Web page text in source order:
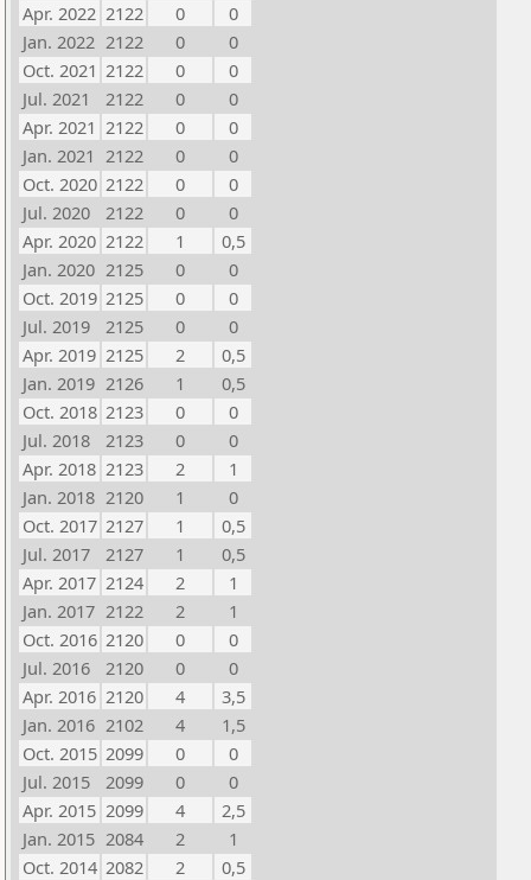
Apr. 2022 2122 0
0
Jan. 2022 2122 0
0
Oct. 2021 2122 0
0
Jul. 2021
2122 0
0
Apr. 2021 2122 0
0
Jan. 2021 2122 0
0
Oct. 2020 2122 0
0
Jul. 2020
2122 0
0
Apr. 2020 2122 1
0,5
Jan. 2020 2125 0
0
Oct. 2019 2125 0
0
Jul. 2019
2125 0
0
Apr. 2019 2125 2
0,5
Jan. 2019 2126 1
0,5
Oct. 2018 2123 0
0
Jul. 2018
2123 0
0
Apr. 2018 2123 2
1
Jan. 2018 2120 1
0
Oct. 2017 2127 1
0,5
Jul. 2017
2127 1
0,5
Apr. 2017 2124 2
1
Jan. 2017 2122 2
1
Oct. 2016 2120 0
0
Jul. 2016
2120 0
0
Apr. 2016 2120 4
3,5
Jan. 2016 2102 4
1,5
Oct. 2015 2099 0
0
Jul. 2015
2099 0
0
Apr. 2015 2099 4
2,5
Jan. 2015 2084 2
1
Oct. 2014 2082 2
0,5